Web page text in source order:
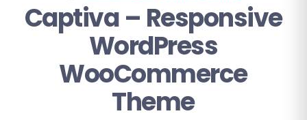
Captiva – Responsive
WordPress
WooCommerce
Theme